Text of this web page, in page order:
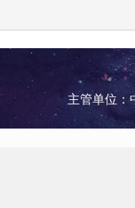
主管单位：